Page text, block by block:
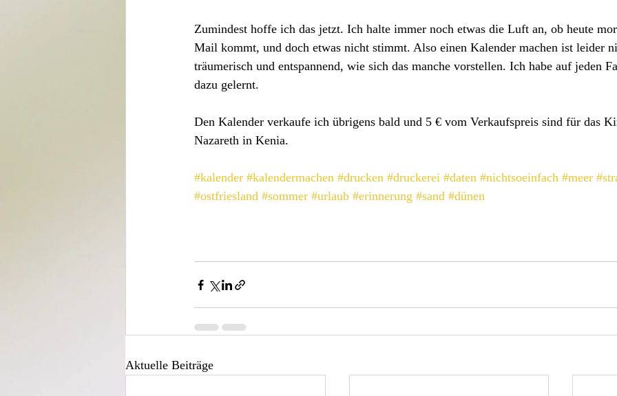
Zumindest hoffe ich das jetzt. Ich halte immer noch etwas die Luft an, ob heute
Mail kommt, und doch etwas nicht stimmt. Also einen Kalender machen ist leider
träumerisch und entspannend, wie sich das manche vorstellen. Ich habe auf jeden
dazu gelernt.
Den Kalender verkaufe ich übrigens bald und 5 € vom Verkaufspreis sind für das
Nazareth in Kenia.
#kalender #kalendermachen #drucken #druckerei #daten #nichtsoeinfach #meer
#ostfriesland #sommer #urlaub #erinnerung #sand #dünen
Aktuelle Beiträge